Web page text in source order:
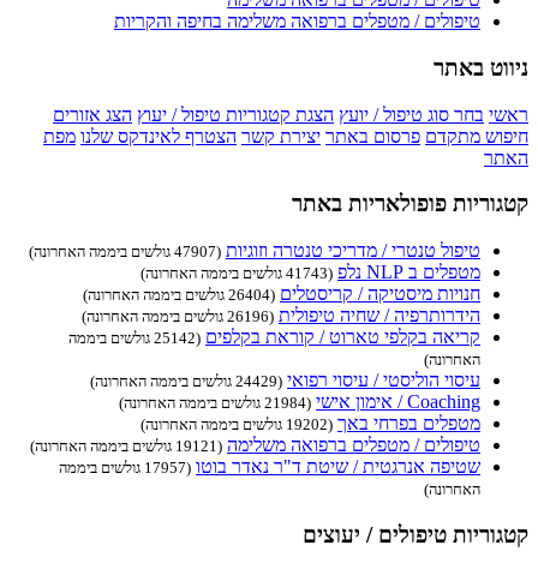
טיפולים / מטפלים ברפואה משלימה בחיפה והקריות
ניווט באתר
ראשי בחר סוג טיפול / יועץ הצגת קטגוריות טיפול / יעוץ הצג אזורים
חיפוש מתקדם פרסום באתר יצירת קשר הצטרף לאינדקס שלנו מפת
האתר
קטגוריות פופולאריות באתר
טיפול טנטרי / מדריכי טנטרה וזוגיות (47907 גולשים ביממה האחרונה)
מטפלים ב NLP נלפ (41743 גולשים ביממה האחרונה)
חנויות מיסטיקה / קריסטלים (26404 גולשים ביממה האחרונה)
הידרותרפיה / שחיה טיפולית (26196 גולשים ביממה האחרונה)
קריאה בקלפי טארוט / קוראת בקלפים
(25142 גולשים ביממה
האחרונה)
עיסוי הוליסטי / עיסוי רפואי (24429 גולשים ביממה האחרונה)
Coaching / אימון אישי (21984 גולשים ביממה האחרונה)
מטפלים בפרחי באך (19202 גולשים ביממה האחרונה)
טיפולים / מטפלים ברפואה משלימה (19121 גולשים ביממה האחרונה)
שטיפה אנרגטית / שיטת ד"ר נאדר בוטו
(17957 גולשים ביממה
האחרונה)
קטגוריות טיפולים / יעוצים